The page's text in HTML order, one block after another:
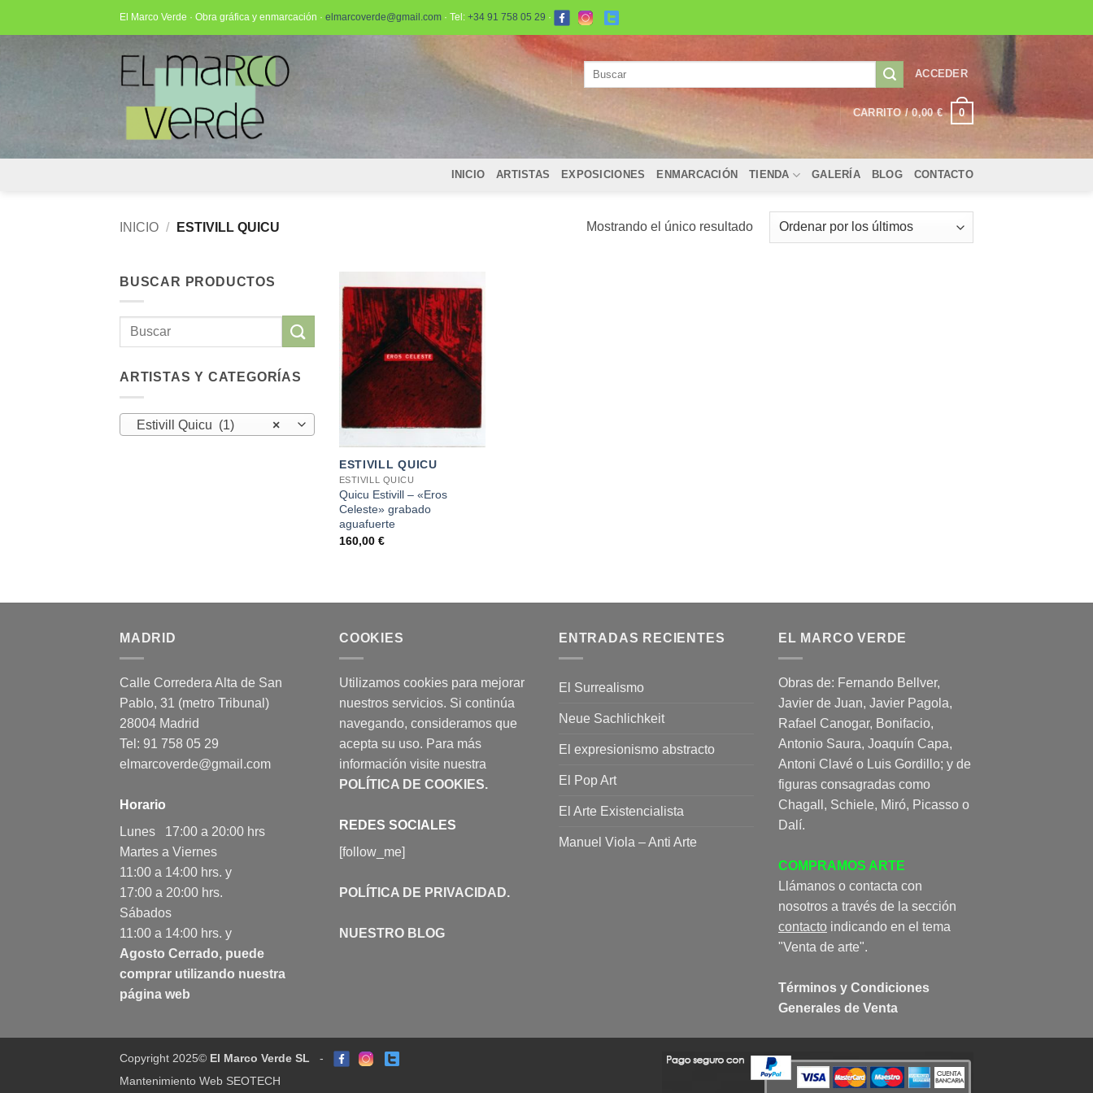
El Marco Verde · Obra gráfica y enmarcación · elmarcoverde@gmail.com · Tel: +34 91 758 05 29 ·
ACCEDER
CARRITO /0,00€ 0
INICIO ARTISTAS EXPOSICIONES ENMARCACIÓN TIENDA GALERÍA BLOG CONTACTO
INICIO / ESTIVILL QUICU Mostrando el único resultado
BUSCAR PRODUCTOS
Buscar
ARTISTAS Y CATEGORÍAS
×
Estivill Quicu (1)
+
ESTIVILL QUICU
ESTIVILL QUICU
Quicu Estivill – «Eros
Celeste» grabado
aguafuerte
160,00 €
MADRID
Calle Corredera Alta de San
Pablo, 31 (metro Tribunal)
28004 Madrid
Tel: 91 758 05 29
elmarcoverde@gmail.com
Horario
Lunes 17:00 a 20:00 hrs
Martes a Viernes
11:00 a 14:00 hrs. y
17:00 a 20:00 hrs.
Sábados
11:00 a 14:00 hrs. y
Agosto Cerrado, puede
comprar utilizando nuestra
página web
COOKIES
Utilizamos cookies para mejorar
nuestros servicios. Si continúa
navegando, consideramos que
acepta su uso. Para más
información visite nuestra
POLÍTICA DE COOKIES.
REDES SOCIALES
[follow_me]
POLÍTICA DE PRIVACIDAD.
NUESTRO BLOG
ENTRADAS RECIENTES
El Surrealismo
Neue Sachlichkeit
El expresionismo abstracto
El Pop Art
El Arte Existencialista
Manuel Viola – Anti Arte
EL MARCO VERDE
Obras de: Fernando Bellver,
Javier de Juan, Javier Pagola,
Rafael Canogar, Bonifacio,
Antonio Saura, Joaquín Capa,
Antoni Clavé o Luis Gordillo; y de
figuras consagradas como
Chagall, Schiele, Miró, Picasso o
Dalí.
COMPRAMOS ARTE
Llámanos o contacta con
nosotros a través de la sección
contacto indicando en el tema
"Venta de arte".
Términos y Condiciones
Generales de Venta
Copyright 2025© El Marco Verde SL -
Mantenimiento Web SEOTECH